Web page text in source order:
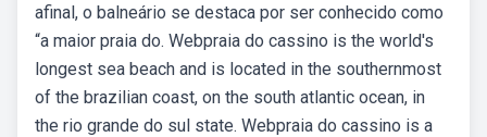
afinal, o balneário se destaca por ser conhecido como
“a maior praia do. Webpraia do cassino is the world's
longest sea beach and is located in the southernmost
of the brazilian coast, on the south atlantic ocean, in
the rio grande do sul state. Webpraia do cassino is a